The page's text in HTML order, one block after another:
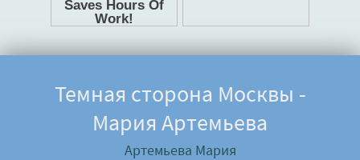
Темная сторона Москвы -
Мария Артемьева
Артемьева Мария